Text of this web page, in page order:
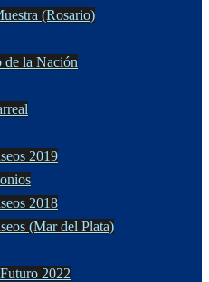
(Rosario)
de la Nación
2019
2018
(Mar del Plata)
2022